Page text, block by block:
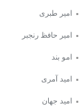
امیر طبری
امیر حافظ رنجبر
امو بند
امید آمری
امید جهان